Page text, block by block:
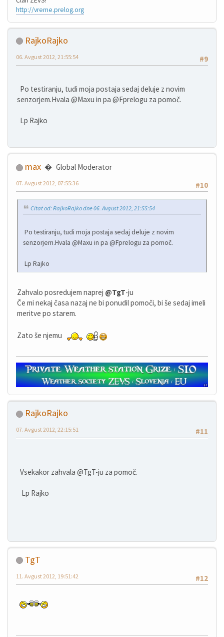
http://vreme.prelog.org
RajkoRajko
#9
06. Avgust 2012, 21:55:54
Po testiranju, tudi moja postaja sedaj deluje z novim
senzorjem.Hvala @Maxu in pa @Fprelogu za pomoč.
Lp Rajko
max
Global Moderator
#10
07. Avgust 2012, 07:55:36
Citat od: RajkoRajko dne 06. Avgust 2012, 21:55:54
Po testiranju, tudi moja postaja sedaj deluje z novim
senzorjem.Hvala @Maxu in pa @Fprelogu za pomoč.
Lp Rajko
Zahvalo posredujem naprej @TgT-ju
Če mi nekaj časa nazaj ne bi ponudil pomoči, bi še sedaj imeli
meritve po starem.
Zato še njemu
RajkoRajko
#11
07. Avgust 2012, 22:15:51
Vsekakor zahvala @TgT-ju za pomoč.
Lp Rajko
TgT
#12
11. Avgust 2012, 19:51:42